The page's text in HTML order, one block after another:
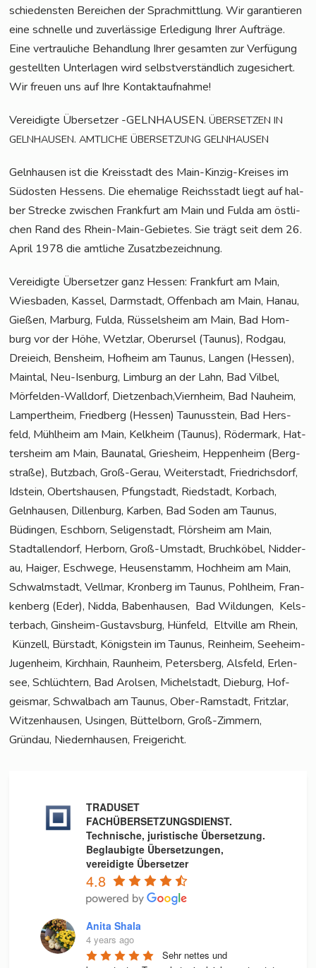
schie­dens­ten Berei­chen der Sprach­mitt­lung. Wir garan­tie­ren
eine schnel­le und zuver­läs­si­ge Erle­di­gung Ihrer Auf­trä­ge.
Eine ver­trau­li­che Behand­lung Ihrer gesam­ten zur Ver­fü­gung
gestell­ten Unter­la­gen wird selbst­ver­ständ­lich zuge­si­chert.
Wir freu­en uns auf Ihre Kontaktaufnahme!
Ver­ei­dig­te Über­set­zer -GELNHAUSEN.ÜBERSETZEN IN
GELNHAUSEN.AMTLICHE ÜBERSETZUNG GELNHAUSEN
Geln­hau­sen ist die Kreis­stadt des Main-Kin­zig-Krei­ses im
Süd­os­ten Hes­sens. Die ehe­ma­li­ge Reichs­stadt liegt auf hal­
ber Stre­cke zwi­schen Frank­furt am Main und Ful­da am öst­li­
chen Rand des Rhein-Main-Gebie­tes. Sie trägt seit dem 26.
April 1978 die amt­li­che Zusatzbezeichnung.
Ver­ei­dig­te Über­set­zer ganz Hes­sen: Frank­furt am Main,
Wies­ba­den, Kas­sel, Darm­stadt, Offen­bach am Main, Hanau,
Gie­ßen, Mar­burg, Ful­da, Rüs­sels­heim am Main, Bad Hom­
burg vor der Höhe, Wetz­lar, Ober­ur­sel (Tau­nus), Rod­gau,
Drei­eich, Bens­heim, Hof­heim am Tau­nus, Lan­gen (Hes­sen),
Main­tal, Neu-Isen­burg, Lim­burg an der Lahn, Bad Vil­bel,
Mör­fel­den-Wall­dorf, Dietzenbach,Viernheim, Bad Nau­heim,
Lam­pert­heim, Fried­berg (Hes­sen) Tau­nus­stein, Bad Hers­
feld, Mühl­heim am Main, Kelk­heim (Tau­nus), Röder­mark, Hat­
ters­heim am Main, Bau­na­tal, Gries­heim, Hep­pen­heim (Berg­
stra­ße), Butz­bach, Groß-Gerau, Wei­ter­stadt, Fried­richs­dorf,
Idstein, Oberts­hau­sen, Pfung­stadt, Ried­stadt, Kor­bach,
Geln­hau­sen, Dil­len­burg, Kar­ben, Bad Soden am Tau­nus,
Büdin­gen, Esch­born, Seli­gen­stadt, Flörs­heim am Main,
Stadt­al­len­dorf, Her­born, Groß-Umstadt, Bruch­kö­bel, Nid­der­
au, Hai­ger, Esch­we­ge, Heu­sen­stamm, Hoch­heim am Main,
Schwalm­stadt, Vell­mar, Kron­berg im Tau­nus, Pohl­heim, Fran­
ken­berg (Eder), Nid­da, Baben­hau­sen, Bad Wil­dun­gen, Kels­
ter­bach, Gins­heim-Gus­tavs­burg, Hün­feld, Elt­ville am Rhein,
Kün­zell, Bür­stadt, König­stein im Tau­nus, Rein­heim, See­heim-
Jugenheim, Kirch­hain, Raun­heim, Peters­berg, Als­feld, Erlen­
see, Schlüch­tern, Bad Arol­sen, Michel­stadt, Die­burg, Hof­
geis­mar, Schwal­bach am Tau­nus, Ober-Ram­stadt, Fritz­lar,
Wit­zen­hau­sen, Usin­gen, Büt­tel­born, Groß-Zim­mern,
Gründau, Nie­dern­hau­sen, Freigericht.
TRADUSET
FACHÜBERSETZUNGSDIENST.
Technische, juristische Übersetzung.
Beglaubigte Übersetzungen,
vereidigte Übersetzer
4.8
Anita Shala
4 years ago
Sehr nettes und